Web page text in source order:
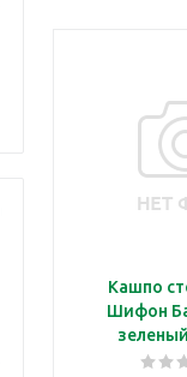
Кашпо
Шифон